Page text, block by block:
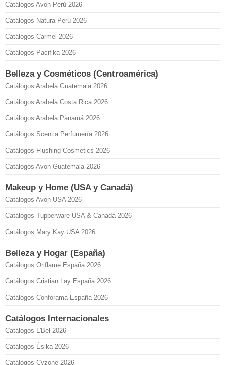
Catálogos Avon Perú 2026
Catálogos Natura Perú 2026
Catálogos Carmel 2026
Catálogos Pacifika 2026
Belleza y Cosméticos (Centroamérica)
Catálogos Arabela Guatemala 2026
Catálogos Arabela Costa Rica 2026
Catálogos Arabela Panamá 2026
Catálogos Scentia Perfumería 2026
Catálogos Flushing Cosmetics 2026
Catálogos Avon Guatemala 2026
Makeup y Home (USA y Canadá)
Catálogos Avon USA 2026
Catálogos Tupperware USA & Canadá 2026
Catálogos Mary Kay USA 2026
Belleza y Hogar (España)
Catálogos Oriflame España 2026
Catálogos Cristian Lay España 2026
Catálogos Conforama España 2026
Catálogos Internacionales
Catálogos L'Bel 2026
Catálogos Ésika 2026
Catálogos Cyzone 2026